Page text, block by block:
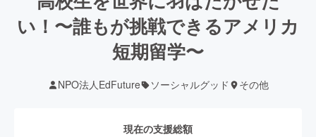
い！〜誰もが挑戦できるアメリカ
短期留学〜
NPO法人EdFuture ソーシャルグッド その他
現在の支援総額